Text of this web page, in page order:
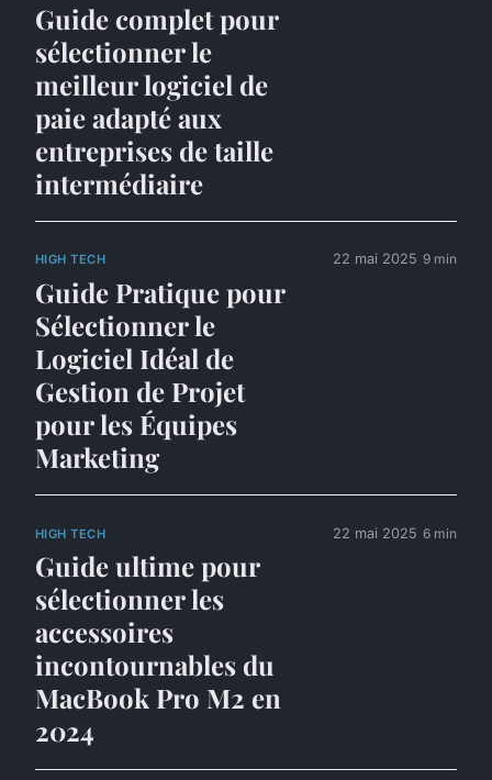
Guide complet pour
sélectionner le
meilleur logiciel de
paie adapté aux
entreprises de taille
intermédiaire
HIGH TECH
Guide Pratique pour
Sélectionner le
Logiciel Idéal de
Gestion de Projet
pour les Équipes
Marketing
22 mai 2025 9 min
HIGH TECH
Guide ultime pour
sélectionner les
accessoires
incontournables du
MacBook Pro M2 en
2024
22 mai 2025 6 min